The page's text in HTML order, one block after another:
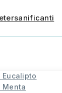
Eucalipto
Menta